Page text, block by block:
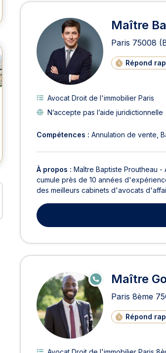
Avocats en Droit
Maître
Paris 75008
Répond
Avocat Droit de l'immobilier Paris
N’accepte pas l’aide juridictionnelle
Compétences : Annulation de vente
À propos : Maître Baptiste Proutheau
cumule près de 10 années
des meilleurs cabinets d'avocats
Maître
Paris 8ème
Répond
E
N
E